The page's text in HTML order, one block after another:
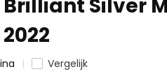
Silver
Vergelijk